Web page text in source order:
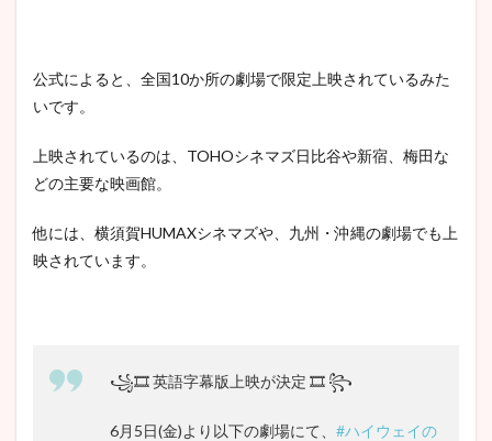
公式によると、全国10か所の劇場で限定上映されているみた
いです。
上映されているのは、TOHOシネマズ日比谷や新宿、梅田な
どの主要な映画館。
他には、横須賀HUMAXシネマズや、九州・沖縄の劇場でも上
映されています。
꧁🎞 英語字幕版上映が決定 🎞 ꧂
6月5日(金)より以下の劇場にて、 #ハイウェイの